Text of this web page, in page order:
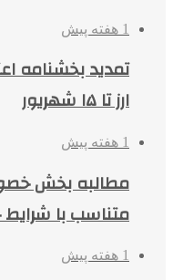
1 هفته پیش
تمدید بخشنامه
ارز تا ۱۵ شهریور
1 هفته پیش
مطالبه بخش
متناسب با
1 هفته پیش